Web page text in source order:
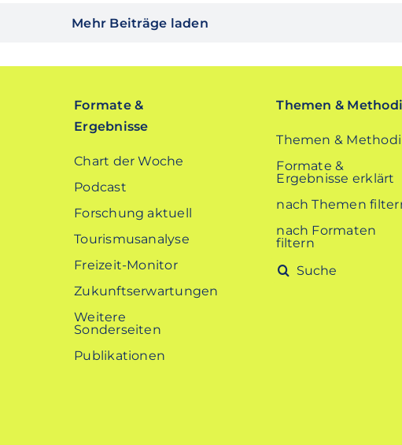
Mehr Beiträge laden
Formate &
Ergebnisse
Chart der Woche
Podcast
Forschung aktuell
Tourismusanalyse
Freizeit-Monitor
Zukunftserwartungen
Weitere
Sonderseiten
Publikationen
Themen &
Themen &
Formate &
Ergebnisse erklärt
nach Themen
nach Formaten
filtern
Suche